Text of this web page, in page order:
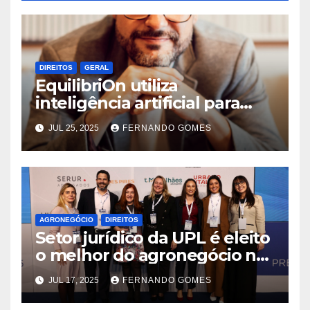
DIREITOS GERAL
EquilibriOn utiliza
inteligência artificial para
prevenção de assédio moral
e sexual nas empresas
JUL 25, 2025 FERNANDO GOMES
AGRONEGÓCIO DIREITOS
Setor jurídico da UPL é eleito
o melhor do agronegócio no
Brasil
JUL 17, 2025 FERNANDO GOMES